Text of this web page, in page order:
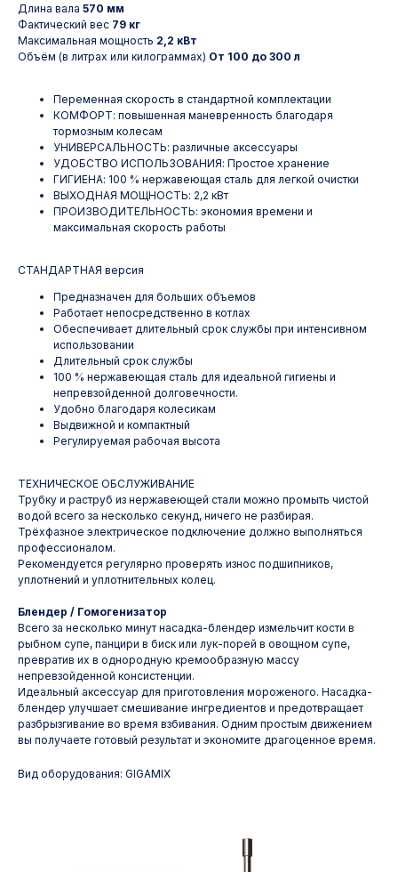
Длина вала 570 мм
Фактический вес 79 кг
Максимальная мощность 2,2 кВт
Объём (в литрах или килограммах) От 100 до 300 л
Переменная скорость в стандартной комплектации
КОМФОРТ: повышенная маневренность благодаря
тормозным колесам
УНИВЕРСАЛЬНОСТЬ: различные аксессуары
УДОБСТВО ИСПОЛЬЗОВАНИЯ: Простое хранение
ГИГИЕНА: 100 % нержавеющая сталь для легкой очистки
ВЫХОДНАЯ МОЩНОСТЬ: 2,2 кВт
ПРОИЗВОДИТЕЛЬНОСТЬ: экономия времени и
максимальная скорость работы
СТАНДАРТНАЯ версия
Предназначен для больших объемов
Работает непосредственно в котлах
Обеспечивает длительный срок службы при интенсивном
использовании
Длительный срок службы
100 % нержавеющая сталь для идеальной гигиены и
непревзойденной долговечности.
Удобно благодаря колесикам
Выдвижной и компактный
Регулируемая рабочая высота
ТЕХНИЧЕСКОЕ ОБСЛУЖИВАНИЕ
Трубку и раструб из нержавеющей стали можно промыть чистой
водой всего за несколько секунд, ничего не разбирая.
Трёхфазное электрическое подключение должно выполняться
профессионалом.
Рекомендуется регулярно проверять износ подшипников,
уплотнений и уплотнительных колец.
Блендер / Гомогенизатор
Всего за несколько минут насадка-блендер измельчит кости в
рыбном супе, панцири в биск или лук-порей в овощном супе,
превратив их в однородную кремообразную массу
непревзойденной консистенции.
Идеальный аксессуар для приготовления мороженого. Насадка-
блендер улучшает смешивание ингредиентов и предотвращает
разбрызгивание во время взбивания. Одним простым движением
вы получаете готовый результат и экономите драгоценное время.
Вид оборудования: GIGAMIX